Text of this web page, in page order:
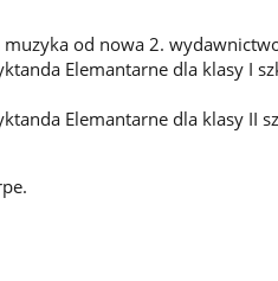
muzyka od nowa 2.
Elemantarne dla klasy I
Elemantarne dla klasy II